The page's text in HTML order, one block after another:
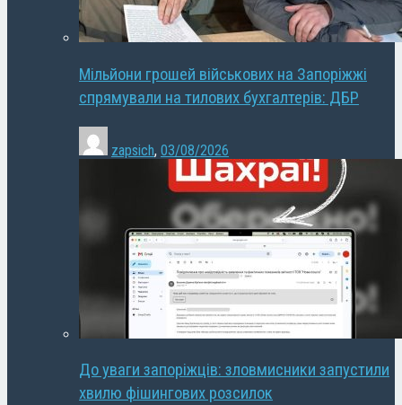
Мільйони грошей військових на Запоріжжі
спрямували на тилових бухгалтерів: ДБР
zapsich, 03/08/2026
До уваги запоріжців: зловмисники запустили
хвилю фішингових розсилок